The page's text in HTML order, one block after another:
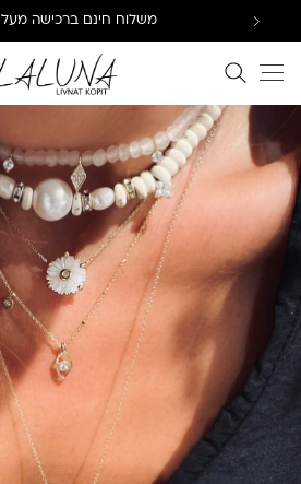
משלוח חינם ברכישה מעל 800 ₪
חיפוש באתר